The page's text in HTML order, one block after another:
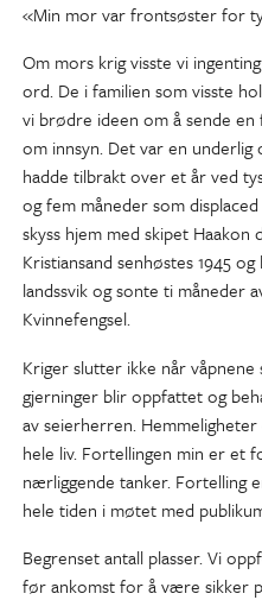
«Min mor var frontsøster for
Om mors krig visste vi
ord. De i familien som visste
vi brødre ideen om å sende
om innsyn. Det var en underlig
hadde tilbrakt over et år ved
og fem måneder som
skyss hjem med skipet Haakon
Kristiansand senhøstes 1945
landssvik og sonte ti måneder
Kvinnefengsel.
Kriger slutter ikke når
gjerninger blir oppfattet og
av seierherren.
hele liv. Fortellingen min er et
nærliggende tanker. Fortelling
hele tiden i møtet med
Begrenset antall plasser. Vi
før ankomst for å være sikker